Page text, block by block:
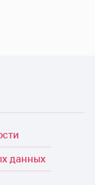
данных